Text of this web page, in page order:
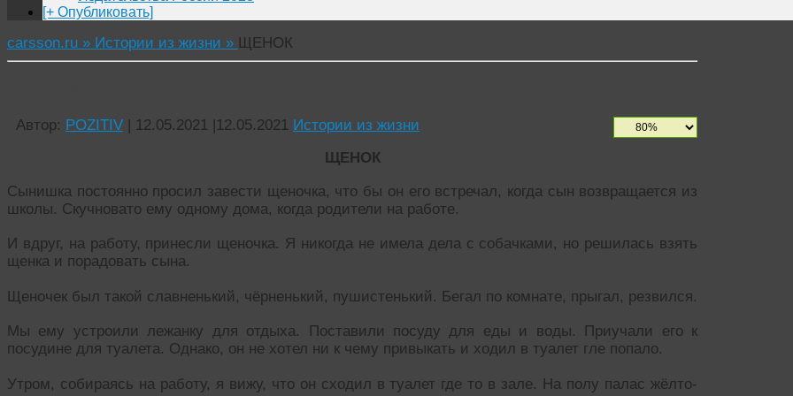
[+ Опубликовать]
carsson.ru » Истории из жизни » ЩЕНОК
Автор: POZITIV | 12.05.2021 |12.05.2021 Истории из жизни
ЩЕНОК
Сынишка постоянно просил завести щеночка, что бы он его встречал, когда сын возвращается из
школы. Скучновато ему одному дома, когда родители на работе.
И вдруг, на работу, принесли щеночка. Я никогда не имела дела с собачками, но решилась взять
щенка и порадовать сына.
Щеночек был такой славненький, чёрненький, пушистенький. Бегал по комнате, прыгал, резвился.
Мы ему устроили лежанку для отдыха. Поставили посуду для еды и воды. Приучали его к
посудине для туалета. Однако, он не хотел ни к чему привыкать и ходил в туалет гле попало.
Утром, собираясь на работу, я вижу, что он сходил в туалет где то в зале. На полу палас жёлто-